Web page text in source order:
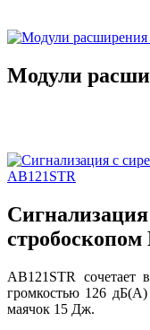
Модули
стробоскопом
AB121STR сочетает
громкостью 126
маячок 15 Дж.